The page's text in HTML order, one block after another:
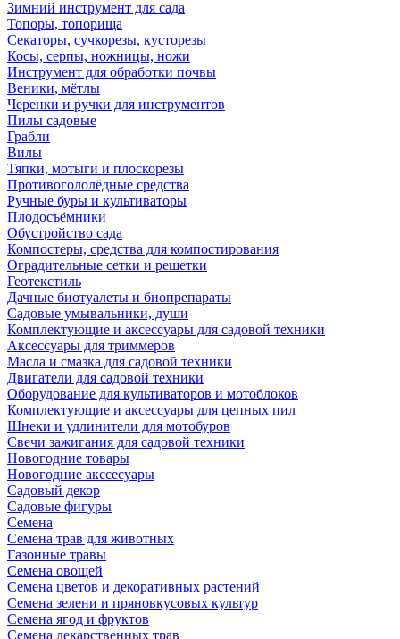
Зимний инструмент для сада
Топоры, топорища
Секаторы, сучкорезы, кусторезы
Косы, серпы, ножницы, ножи
Инструмент для обработки почвы
Веники, мётлы
Черенки и ручки для инструментов
Пилы садовые
Грабли
Вилы
Тяпки, мотыги и плоскорезы
Противогололёдные средства
Ручные буры и культиваторы
Плодосъёмники
Обустройство сада
Компостеры, средства для компостирования
Оградительные сетки и решетки
Геотекстиль
Дачные биотуалеты и биопрепараты
Садовые умывальники, души
Комплектующие и аксессуары для садовой техники
Аксессуары для триммеров
Масла и смазка для садовой техники
Двигатели для садовой техники
Оборудование для культиваторов и мотоблоков
Комплектующие и аксессуары для цепных пил
Шнеки и удлинители для мотобуров
Свечи зажигания для садовой техники
Новогодние товары
Новогодние акссесуары
Садовый декор
Садовые фигуры
Семена
Семена трав для животных
Газонные травы
Семена овощей
Семена цветов и декоративных растений
Семена зелени и пряновкусовых культур
Семена ягод и фруктов
Семена лекарственных трав